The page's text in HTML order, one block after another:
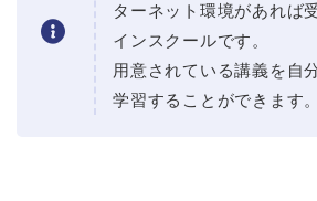
ターネット環境があれば
インスクールです。
用意されている講義を自
学習することができます。